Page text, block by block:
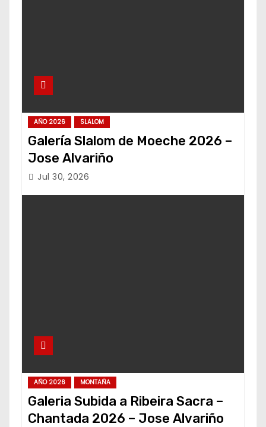
AÑO 2026 SLALOM
Galería Slalom de Moeche 2026 –
Jose Alvariño
Jul 30, 2026
AÑO 2026 MONTAÑA
Galeria Subida a Ribeira Sacra –
Chantada 2026 – Jose Alvariño